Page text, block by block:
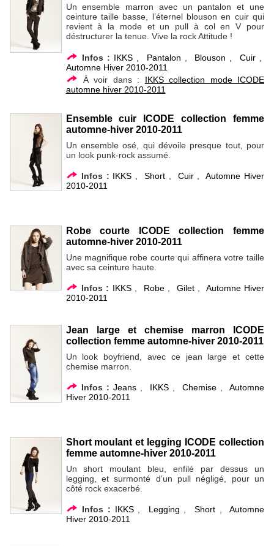
Un ensemble marron avec un pantalon et une
ceinture taille basse, l’éternel blouson en cuir qui
revient à la mode et un pull à col en V pour
déstructurer la tenue. Vive la rock Attitude !
Infos : IKKS Pantalon Blouson Cuir,
Automne Hiver 2010-2011
À voir dans : IKKS collection mode ICODE
automne hiver 2010-2011
Ensemble cuir ICODE collection femme
automne-hiver 2010-2011
Un ensemble osé, qui dévoile presque tout, pour
un look punk-rock assumé.
Infos : IKKS , Short, Cuir,Automne Hiver
2010-2011
Robe courte ICODE collection femme
automne-hiver 2010-2011
Une magnifique robe courte qui affinera votre taille
avec sa ceinture haute.
Infos : IKKS, Robe, Gilet, Automne Hiver
2010-2011
Jean large et chemise marron ICODE
collection femme automne-hiver 2010-2011
Un look boyfriend, avec ce jean large et cette
chemise marron.
Infos : Jeans IKKS ,Chemise ,Automne
Hiver 2010-2011
Short moulant et legging ICODE collection
femme automne-hiver 2010-2011
Un short moulant bleu, enfilé par dessus un
legging, et surmonté d’un pull négligé, pour un
côté rock exacerbé.
Infos : IKKS, Legging Short,Automne
Hiver 2010-2011